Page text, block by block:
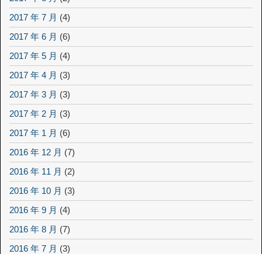
2017 年 7 月 (4)
2017 年 6 月 (6)
2017 年 5 月 (4)
2017 年 4 月 (3)
2017 年 3 月 (3)
2017 年 2 月 (3)
2017 年 1 月 (6)
2016 年 12 月 (7)
2016 年 11 月 (2)
2016 年 10 月 (3)
2016 年 9 月 (4)
2016 年 8 月 (7)
2016 年 7 月 (3)